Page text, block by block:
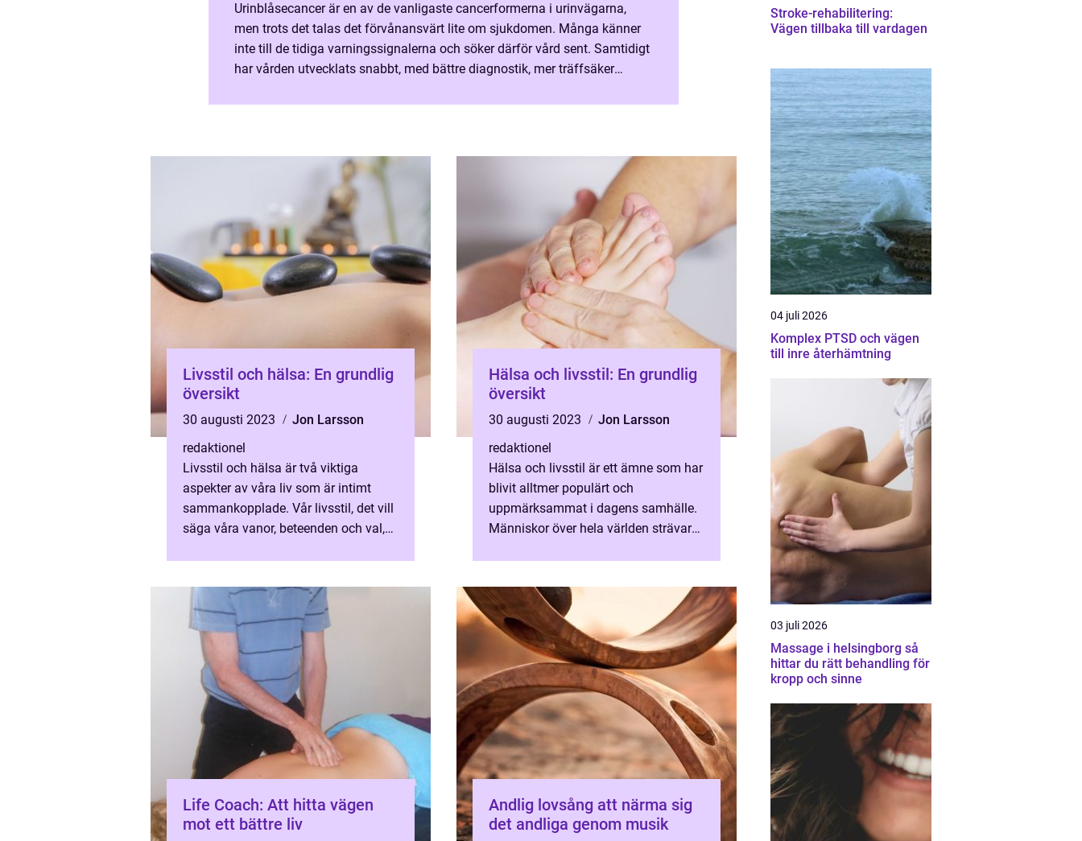
Urinblåsecancer är en av de vanligaste cancerformerna i urinvägarna,
men trots det talas det förvånansvärt lite om sjukdomen. Många känner
inte till de tidiga varningssignalerna och söker därför vård sent. Samtidigt
har vården utvecklats snabbt, med bättre diagnostik, mer träffsäker
Livsstil och hälsa: En grundlig
översikt
30 augusti 2023
Jon Larsson
redaktionel
Livsstil och hälsa är två viktiga
aspekter av våra liv som är intimt
sammankopplade. Vår livsstil, det vill
säga våra vanor, beteenden och val,
Hälsa och livsstil: En grundlig
översikt
30 augusti 2023
Jon Larsson
redaktionel
Hälsa och livsstil är ett ämne som har
blivit alltmer populärt och
uppmärksammat i dagens samhälle.
Människor över hela världen strävar
Life Coach: Att hitta vägen
mot ett bättre liv
Andlig lovsång att närma sig
det andliga genom musik
Stroke-rehabilitering:
Vägen tillbaka till vardagen
04 juli 2026
Komplex PTSD och vägen
till inre återhämtning
03 juli 2026
Massage i helsingborg så
hittar du rätt behandling för
kropp och sinne